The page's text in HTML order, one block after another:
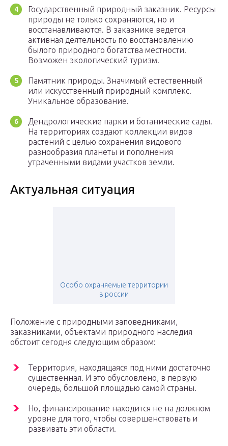
Государственный природный заказник. Ресурсы
природы не только сохраняются, но и
восстанавливаются. В заказнике ведется
активная деятельность по восстановлению
былого природного богатства местности.
Возможен экологический туризм.
Памятник природы. Значимый естественный
или искусственный природный комплекс.
Уникальное образование.
Дендрологические парки и ботанические сады.
На территориях создают коллекции видов
растений с целью сохранения видового
разнообразия планеты и пополнения
утраченными видами участков земли.
Актуальная ситуация
Особо охраняемые территории
в россии
Положение с природными заповедниками,
заказниками, объектами природного наследия
обстоит сегодня следующим образом:
Территория, находящаяся под ними достаточно
существенная. И это обусловлено, в первую
очередь, большой площадью самой страны.
Но, финансирование находится не на должном
уровне для того, чтобы совершенствовать и
развивать эти области.